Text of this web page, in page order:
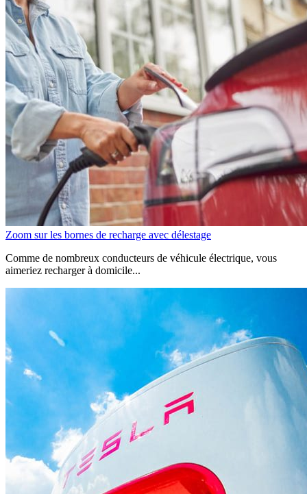
Zoom sur les bornes de recharge avec délestage
Comme de nombreux conducteurs de véhicule électrique, vous
aimeriez recharger à domicile...